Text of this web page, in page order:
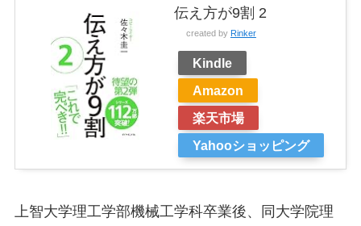
伝え方が9割 2
created by Rinker
Kindle
Amazon
楽天市場
Yahooショッピング
上智大学理工学部機械工学科卒業後、同大学院理